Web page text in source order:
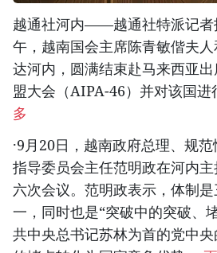
越通社河内——越通社特派记者
午，越南国会主席陈青敏偕夫
达河内，圆满结束赴马来西亚
盟大会（AIPA-46）并对该国进
多
·9月20日，越南政府总理、规
指导委员会主任范明政在河内
六次会议。范明政表示，体制
一，同时也是“突破中的突破、
共中央总书记苏林为首的党中